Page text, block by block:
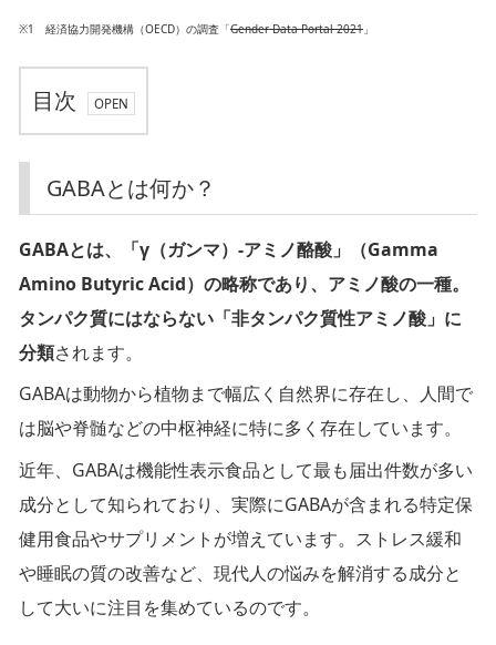
※1 経済協力開発機構（OECD）の調査「Gender Data Portal 2021 」
目次
G
B
何
か？
G
A
B
A
の
GABAとは何か？
GABAとは、「γ（ガンマ）-アミノ酪酸」（Gamma
Amino Butyric Acid）の略称であり、アミノ酸の一種。
タンパク質にはならない「非タンパク質性アミノ酸」に
分類されます。
GABAは動物から植物まで幅広く自然界に存在し、人間で
は脳や脊髄などの中枢神経に特に多く存在しています。
近年、GABAは機能性表示食品として最も届出件数が多い
成分として知られており、実際にGABAが含まれる特定保
健用食品やサプリメントが増えています。ストレス緩和
や睡眠の質の改善など、現代人の悩みを解消する成分と
して大いに注目を集めているのです。